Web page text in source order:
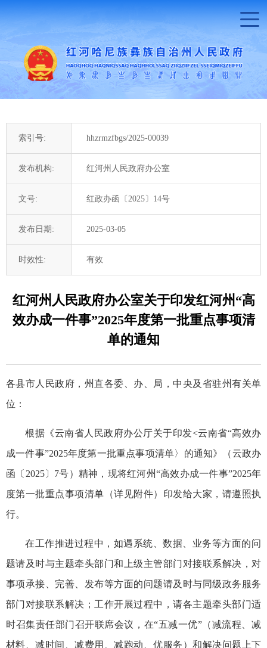
索引号: hhzrmzfbgs/2025-00039
发布机构: 红河州人民政府办公室
文号: 红政办函〔2025〕14号
发布日期: 2025-03-05
时效性: 有效
红河州人民政府办公室关于印发红河州“高
效办成一件事”2025年度第一批重点事项清
单的通知
各县市人民政府，州直各委、办、局，中央及省驻州有关单
位：
根据《云南省人民政府办公厅关于印发<云南省“高效办
成一件事”2025年度第一批重点事项清单〉的通知》（云政办
函〔2025〕7号）精神，现将红河州“高效办成一件事”2025年
度第一批重点事项清单（详见附件）印发给大家，请遵照执
行。
在工作推进过程中，如遇系统、数据、业务等方面的问
题请及时与主题牵头部门和上级主管部门对接联系解决，对
事项承接、完善、发布等方面的问题请及时与同级政务服务
部门对接联系解决；工作开展过程中，请各主题牵头部门适
时召集责任部门召开联席会议，在“五减一优”（减流程、减
材料、减时间、减费用、减跑动、优服务）和解决问题上下